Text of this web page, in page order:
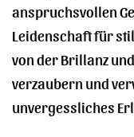
anspruchsvollen
Leidenschaft für
von der Brillanz
verzaubern und
unvergessliches